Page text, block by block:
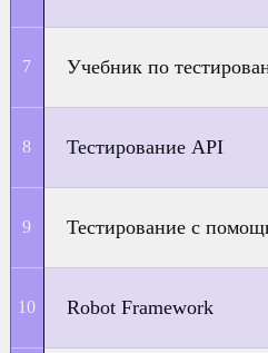
Учебник по
Тестирование API
Тестирование с
Robot Framework